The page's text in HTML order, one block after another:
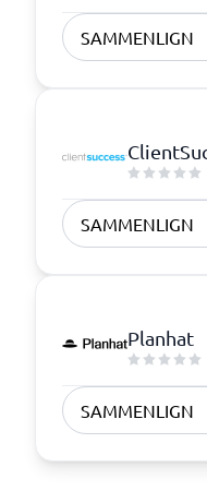
SAMMENLIGN
SAMMENLIGN
Planhat
SAMMENLIGN